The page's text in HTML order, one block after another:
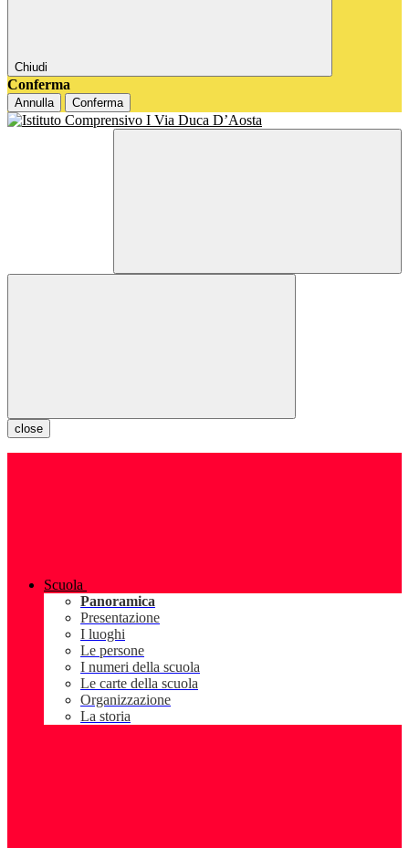
Chiudi
Conferma
Annulla Conferma
close
Scuola
Panoramica
Presentazione
I luoghi
Le persone
I numeri della scuola
Le carte della scuola
Organizzazione
La storia